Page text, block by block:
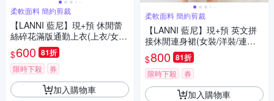
柔軟面料 簡約剪裁
【LANNI 藍尼】現+預 休閒蕾
絲碎花滿版通勤上衣(上衣/女
裝/T恤/休閒/百搭)
$600 81折
限時下殺 券
加入購物車
柔軟面料 簡約剪裁
【LANNI 藍尼】現+預 英文拼
接休閒連身裙(女裝/洋裝/連身
裙/長版上衣/休閒/氣質)
$800 81折
限時下殺 券
加入購物車